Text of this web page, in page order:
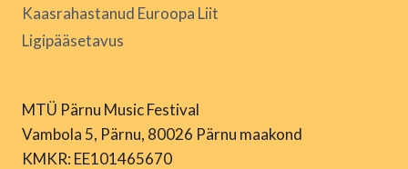
Kaasrahastanud Euroopa Liit
Ligipääsetavus
MTÜ Pärnu Music Festival
Vambola 5, Pärnu, 80026 Pärnu maakond
KMKR: EE101465670